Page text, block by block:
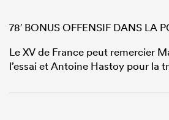
78′ BONUS OFFENSIF DANS LA
Le XV de France peut remercier
l’essai et Antoine Hastoy pour la